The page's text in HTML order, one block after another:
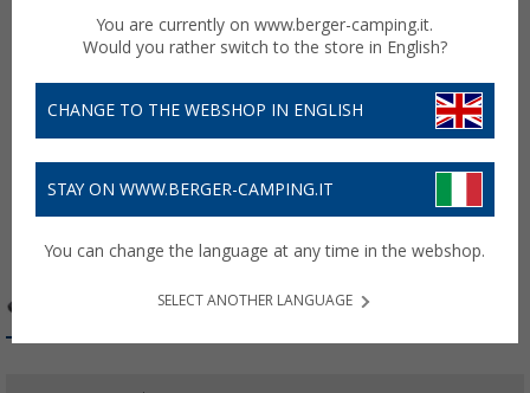
You are currently on www.berger-camping.it.
Would you rather switch to the store in English?
CHANGE TO THE WEBSHOP IN ENGLISH
STAY ON WWW.BERGER-CAMPING.IT
You can change the language at any time in the webshop.
SELECT ANOTHER LANGUAGE